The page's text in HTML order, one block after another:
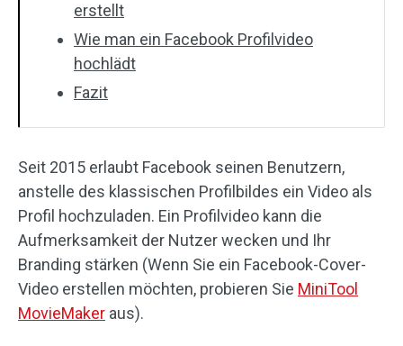
Ohne Wasserzeichen
erstellt
Wie man ein Facebook Profilvideo
hochlädt
Fazit
Seit 2015 erlaubt Facebook seinen Benutzern,
anstelle des klassischen Profilbildes ein Video als
Profil hochzuladen. Ein Profilvideo kann die
Aufmerksamkeit der Nutzer wecken und Ihr
Branding stärken (Wenn Sie ein Facebook-Cover-
Video erstellen möchten, probieren Sie MiniTool
MovieMaker aus).